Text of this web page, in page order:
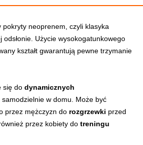
neoprenem, czyli klasyka
odsłonie. Użycie wysokogatunkowego
kształt gwarantują pewne trzymanie
się do dynamicznych
w domu. Może być
przez mężczyzn do rozgrzewki przed
przez kobiety do treningu